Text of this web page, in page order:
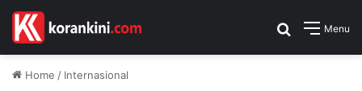
Menu
Search for
Home / Internasional